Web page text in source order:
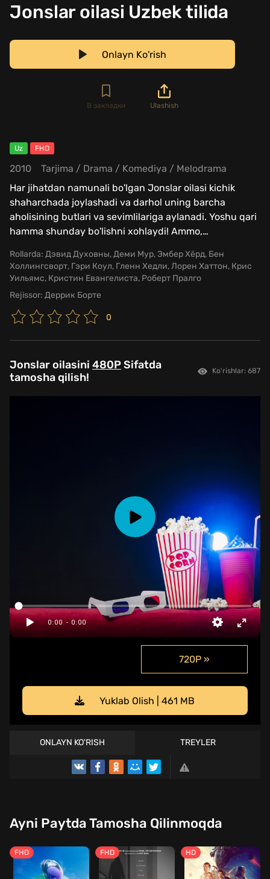
Jonslar oilasi Uzbek tilida
Onlayn Ko'rish
В закладки Ulashish
Uz FHD
2010 Tarjima / Drama / Komediya / Melodrama
Har jihatdan namunali bo'lgan Jonslar oilasi kichik
shaharchada joylashadi va darhol uning barcha
aholisining butlari va sevimlilariga aylanadi. Yoshu qari
hamma shunday bo'lishni xohlaydi! Ammo,…
Rollarda: Дэвид Духовны, Деми Мур, Эмбер Хёрд, Бен
Холлингсворт, Гэри Коул, Гленн Хедли, Лорен Хаттон, Крис
Уильямс, Кристин Евангелиста, Роберт Пралго
Rejissor: Деррик Борте
0
Jonslar oilasini 480PSifatda
tamosha qilish!
Ko'rishlar: 687
720P »
Yuklab Olish | 461 MB
ONLAYN KO'RISH TREYLER
Ayni Paytda Tamosha Qilinmoqda
FHD FHD HD